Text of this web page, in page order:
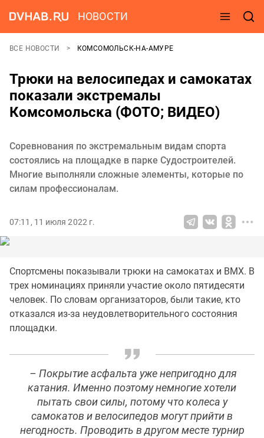
НОВОСТИ
ВСЕ НОВОСТИ КОМСОМОЛЬСК-НА-АМУРЕ
Трюки на велосипедах и самокатах
показали экстремалы
Комсомольска (ФОТО; ВИДЕО)
Соревнования по экстремальным видам спорта
состоялись на площадке в парке Судостроителей.
Многие выполняли сложные элементы, которые по
силам профессионалам.
07:11, 11 июля 2022 г.
Спортсмены показывали трюки на самокатах и ВМХ. В
трех номинациях приняли участие около пятидесяти
человек. По словам организаторов, были такие, кто
отказался из-за неудовлетворительного состояния
площадки.
– Покрытие асфальта уже непригодно для
катания. Именно поэтому немногие хотели
пытать свои силы, потому что колеса у
самокатов и велосипедов могут прийти в
негодность. Проводить в другом месте турнир